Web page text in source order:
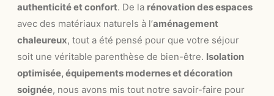
authenticité et confort. De la rénovation des espaces
avec des matériaux naturels à l’aménagement
chaleureux, tout a été pensé pour que votre séjour
soit une véritable parenthèse de bien-être. Isolation
optimisée, équipements modernes et décoration
soignée, nous avons mis tout notre savoir-faire pour